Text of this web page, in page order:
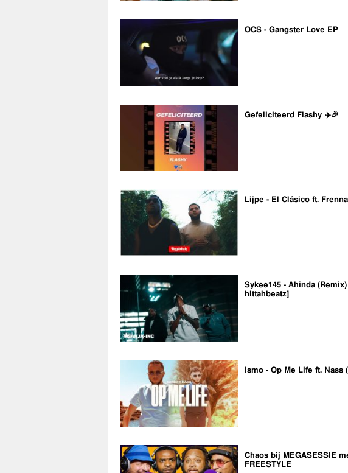
OCS - Gangster Love EP
Gefeliciteerd Flashy ✈️🎉
Lijpe - El Clásico ft.
Sykee145 - Ahinda
hittahbeatz]
Ismo - Op Me Life ft. Nass
Chaos bij MEGASESSIE
FREESTYLE